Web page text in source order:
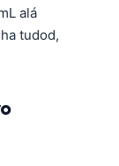
alá
tudod,